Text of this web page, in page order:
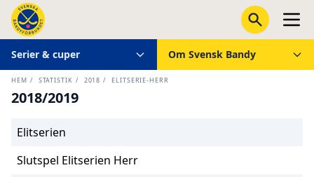
Serier & cuper Om Svensk Bandy
HEM / STATISTIK / 2018 / ELITSERIE-HERR
2018/2019
Elitserien
Slutspel Elitserien Herr